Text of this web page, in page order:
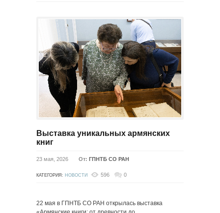
Выставка уникальных армянских
книг
23 мая, 2026 От: ГПНТБ СО РАН
КАТЕГОРИЯ: НОВОСТИ 596 0
22 мая в ГПНТБ СО РАН открылась выставка